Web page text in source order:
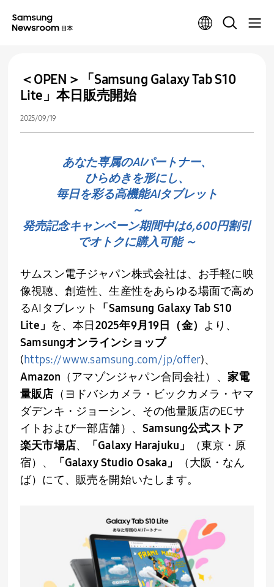
＜OPEN＞「Samsung Galaxy Tab S10
Lite」本日販売開始
2025/09/19
あなた専属のAIパートナー、
ひらめきを形にし、
毎日を彩る高機能AIタブレット
～
発売記念キャンペーン期間中は6,600円割引
でオトクに購入可能 ～
サムスン電子ジャパン株式会社は、お手軽に映
像視聴、創造性、生産性をあらゆる場面で高め
るAI タブレット 「 Samsung Galaxy Tab S10
Lite 」 を、本日2025年9月 19日（金） より、
Samsungオンラインショップ
(https://www.samsung.com/jp/offer)、
Amazon （アマゾンジャパン合同会社）、 家電
量販店 （ヨドバシカメラ・ビックカメラ・ヤマ
ダデンキ・ジョーシン、その他量販店のECサ
イトおよび一部店舗）、 Samsung公式ストア
楽天市場店、 「 Galaxy Harajuku 」
（東京・原
宿）、
「 Galaxy Studio Osaka 」
（大阪・なん
ば）にて、販売を開始いたします。